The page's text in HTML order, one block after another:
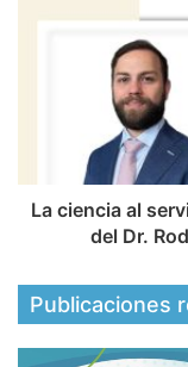
La ciencia al
del Dr.
Publicaciones